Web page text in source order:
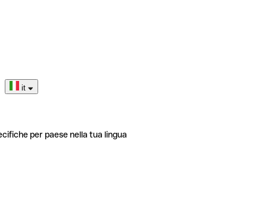
it
per paese nella tua lingua